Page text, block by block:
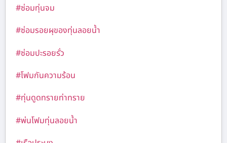
#ซ่อมทุ่นจม
#ซ่อมรอยผุของทุ่นลอยน้ำ
#ซ่อมปะรอยรั่ว
#โฟมกันความร้อน
#ทุ่นดูดทรายท่าทราย
#พ่นโฟมทุ่นลอยน้ำ